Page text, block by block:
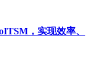
，实现效率、